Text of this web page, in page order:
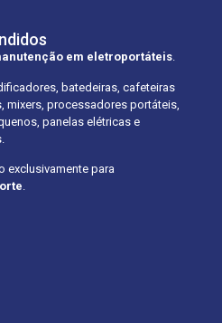
em eletroportáteis.
batedeiras, cafeteiras
mixers, processadores portáteis,
panelas elétricas e
exclusivamente para
.